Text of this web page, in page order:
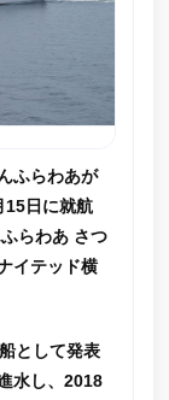
ふらわあが
15日に就航
らわあ さつ
イテッド横
として発表
水し、2018